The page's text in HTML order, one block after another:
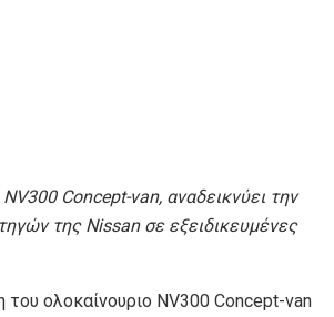
Concept-van, αναδεικνύει την
της Nissan σε εξειδικευμένες
ολοκαίνουριο NV300 Concept-van